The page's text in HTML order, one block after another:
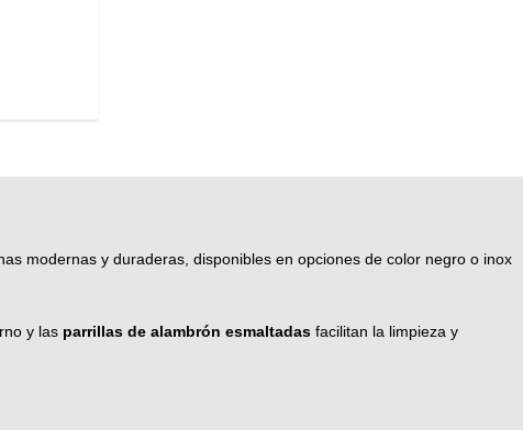
modernas y duraderas, disponibles en opciones de color negro o inox
y las parrillas de alambrón esmaltadas facilitan la limpieza y